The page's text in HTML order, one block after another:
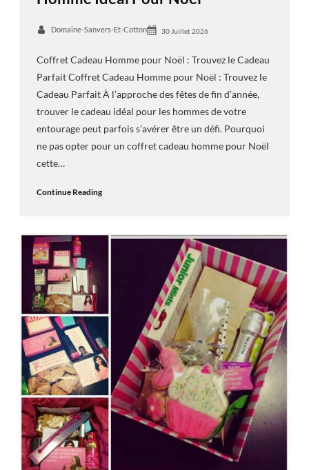
Domaine-Sanvers-Et-Cotton 30 Juillet 2026
Coffret Cadeau Homme pour Noël : Trouvez le Cadeau
Parfait Coffret Cadeau Homme pour Noël : Trouvez le
Cadeau Parfait À l’approche des fêtes de fin d’année,
trouver le cadeau idéal pour les hommes de votre
entourage peut parfois s’avérer être un défi. Pourquoi
ne pas opter pour un coffret cadeau homme pour Noël
cette…
Continue Reading